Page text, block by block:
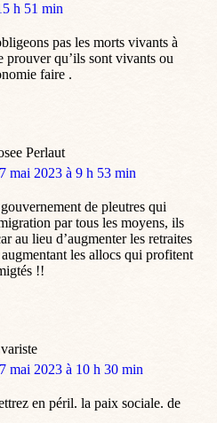
h 51 min
pas les morts vivants à
prouver qu’ils sont vivants ou
faire .
Perlaut
mai 2023 à 9 h 53 min
de pleutres qui
par tous les moyens, ils
au lieu d’augmenter les retraites
les allocs qui profitent
!!
mai 2023 à 10 h 30 min
en péril. la paix sociale. de